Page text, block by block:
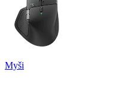
Myši